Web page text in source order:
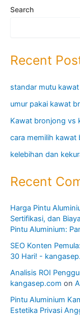
Search
Recent
standar mutu
umur pakai kawat
Kawat bronjong vs
cara memilih kawat
kelebihan dan
Recent
Harga Pintu
Sertifikasi, dan
Pintu Aluminium:
SEO Konten
30 Hari! -
Analisis ROI
kangasep.com on
Pintu Aluminium
Estetika Privasi